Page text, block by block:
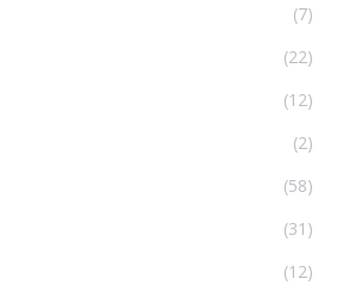
(7)
(22)
(12)
(2)
(58)
(31)
(12)